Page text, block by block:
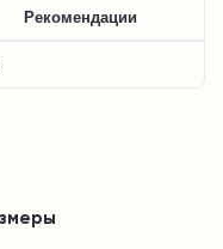
Рекомендации